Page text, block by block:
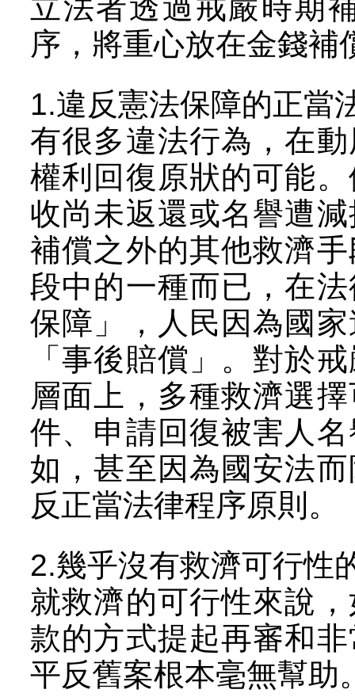
立法者透過戒嚴時期
序，將重心放在金錢補
1.違反憲法保障的正當
有很多違法行為，在
權利回復原狀的可能
收尚未返還或名譽遭
補償之外的其他救濟
段中的一種而已，在
保障」，人民因為國
「事後賠償」。對於
層面上，多種救濟選
件、申請回復被害人
如，甚至因為國安法
反正當法律程序原則。
2.幾乎沒有救濟可行性
就救濟的可行性來說
款的方式提起再審和
平反舊案根本毫無幫助